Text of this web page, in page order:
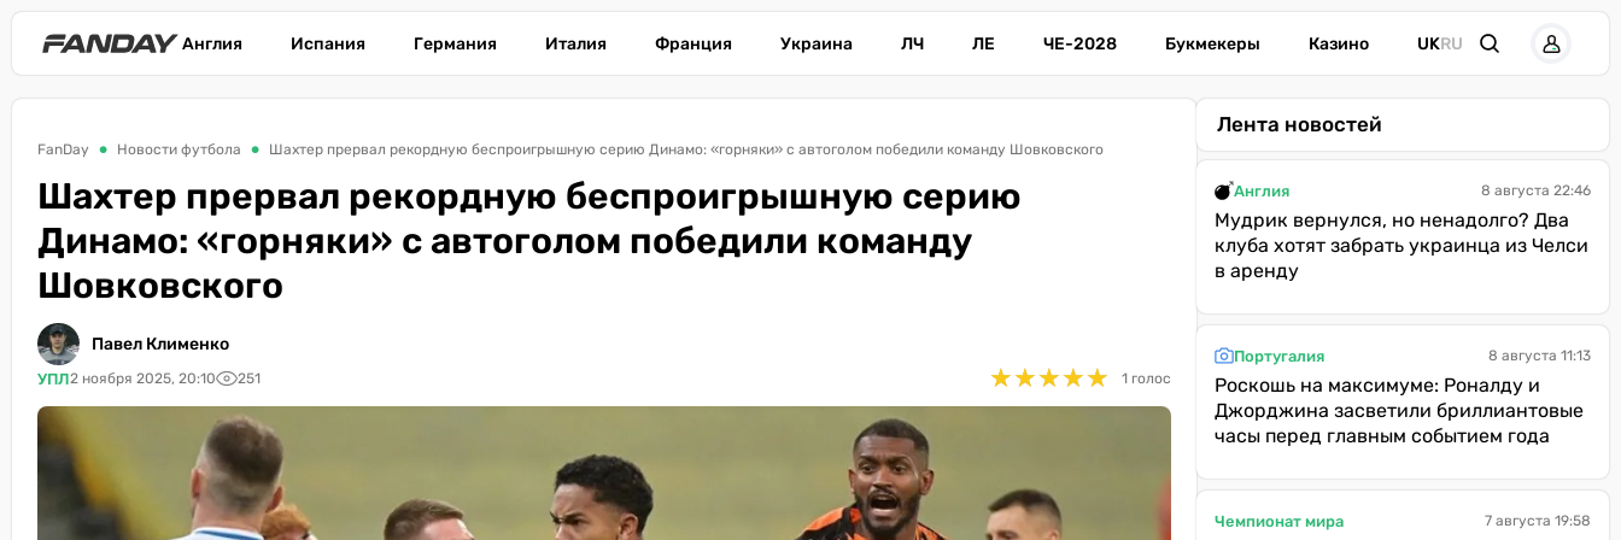
Англия Испания Германия Италия Франция Украина ЛЧ ЛЕ ЧЕ-2028 Букмекеры Казино UKRU
FanDay Новости футбола Шахтер прервал рекордную беспроигрышную серию Динамо: «горняки» с автоголом победили команду Шовковского
Шахтер прервал рекордную беспроигрышную серию
Динамо: «горняки» с автоголом победили команду
Шовковского
Павел Клименко
УПЛ2 ноября 2025, 20:10 251 ★★★★★
★★★★★ 1 голос
Лента новостей
Англия 8 августа 22:46
Мудрик вернулся, но ненадолго? Два
клуба хотят забрать украинца из Челси
в аренду
Португалия 8 августа 11:13
Роскошь на максимуме: Роналду и
Джорджина засветили бриллиантовые
часы перед главным событием года
Чемпионат мира 7 августа 19:58